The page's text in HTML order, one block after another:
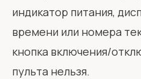
индикатор питания,
времени или номера
кнопка включения/
пульта нельзя.